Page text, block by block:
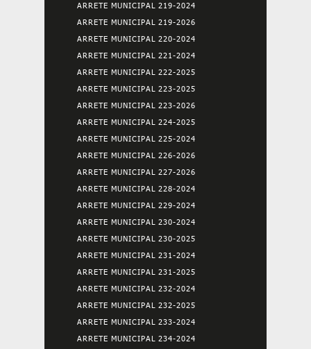
ARRETE MUNICIPAL 219-2024
ARRETE MUNICIPAL 219-2026
ARRETE MUNICIPAL 220-2024
ARRETE MUNICIPAL 221-2024
ARRETE MUNICIPAL 222-2025
ARRETE MUNICIPAL 223-2025
ARRETE MUNICIPAL 223-2026
ARRETE MUNICIPAL 224-2025
ARRETE MUNICIPAL 225-2024
ARRETE MUNICIPAL 226-2026
ARRETE MUNICIPAL 227-2026
ARRETE MUNICIPAL 228-2024
ARRETE MUNICIPAL 229-2024
ARRETE MUNICIPAL 230-2024
ARRETE MUNICIPAL 230-2025
ARRETE MUNICIPAL 231-2024
ARRETE MUNICIPAL 231-2025
ARRETE MUNICIPAL 232-2024
ARRETE MUNICIPAL 232-2025
ARRETE MUNICIPAL 233-2024
ARRETE MUNICIPAL 234-2024